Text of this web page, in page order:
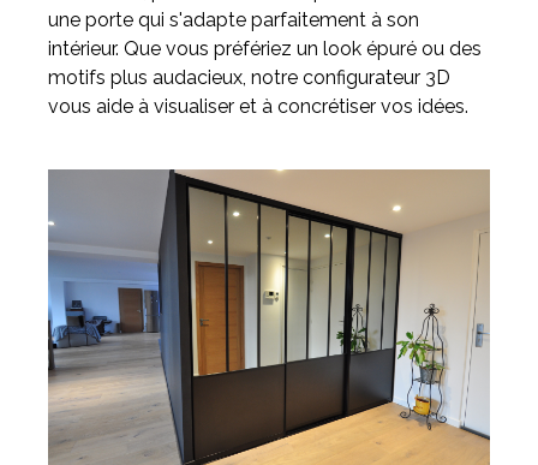
une porte qui s'adapte parfaitement à son
intérieur. Que vous préfériez un look épuré ou des
motifs plus audacieux, notre configurateur 3D
vous aide à visualiser et à concrétiser vos idées.